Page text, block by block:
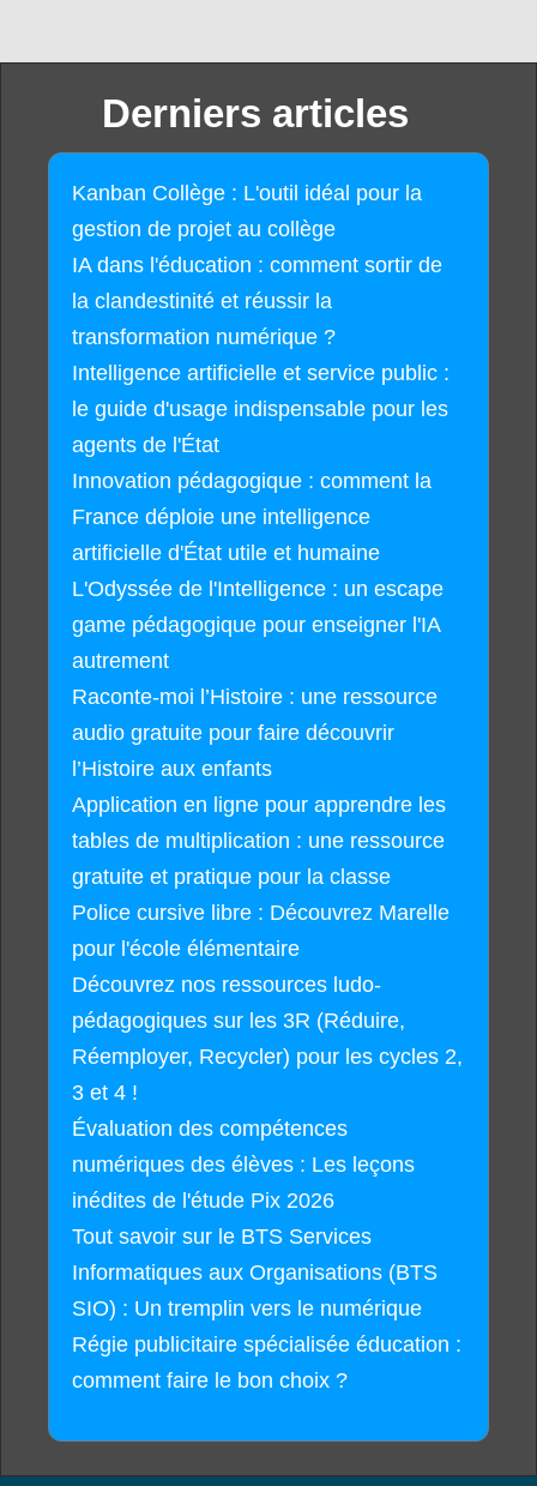
Derniers articles
Kanban Collège : L'outil idéal pour la
gestion de projet au collège
IA dans l'éducation : comment sortir de
la clandestinité et réussir la
transformation numérique ?
Intelligence artificielle et service public :
le guide d'usage indispensable pour les
agents de l'État
Innovation pédagogique : comment la
France déploie une intelligence
artificielle d'État utile et humaine
L'Odyssée de l'Intelligence : un escape
game pédagogique pour enseigner l'IA
autrement
Raconte-moi l’Histoire : une ressource
audio gratuite pour faire découvrir
l’Histoire aux enfants
Application en ligne pour apprendre les
tables de multiplication : une ressource
gratuite et pratique pour la classe
Police cursive libre : Découvrez Marelle
pour l'école élémentaire
Découvrez nos ressources ludo-
pédagogiques sur les 3R (Réduire,
Réemployer, Recycler) pour les cycles 2,
3 et 4 !
Évaluation des compétences
numériques des élèves : Les leçons
inédites de l'étude Pix 2026
Tout savoir sur le BTS Services
Informatiques aux Organisations (BTS
SIO) : Un tremplin vers le numérique
Régie publicitaire spécialisée éducation :
comment faire le bon choix ?